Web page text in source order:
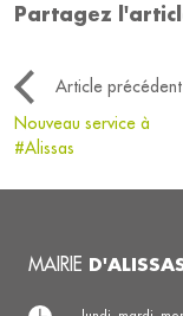
Partagez
Article précédent
Nouveau service à
#Alissas
MAIRIE